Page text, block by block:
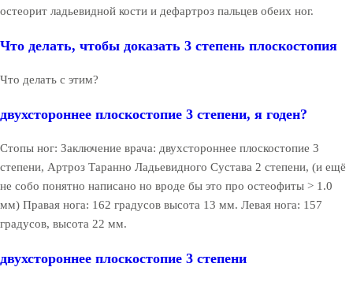
остеорит ладьевидной кости и дефартроз пальцев обеих ног.
Что делать, чтобы доказать 3 степень плоскостопия
Что делать с этим?
двухстороннее плоскостопие 3 степени, я годен?
Стопы ног: Заключение врача: двухстороннее плоскостопие 3
степени, Артроз Таранно Ладьевидного Сустава 2 степени, (и ещё
не собо понятно написано но вроде бы это про остеофиты > 1.0
мм) Правая нога: 162 градусов высота 13 мм. Левая нога: 157
градусов, высота 22 мм.
двухстороннее плоскостопие 3 степени